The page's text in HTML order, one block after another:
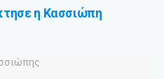
η Κασσιώπη